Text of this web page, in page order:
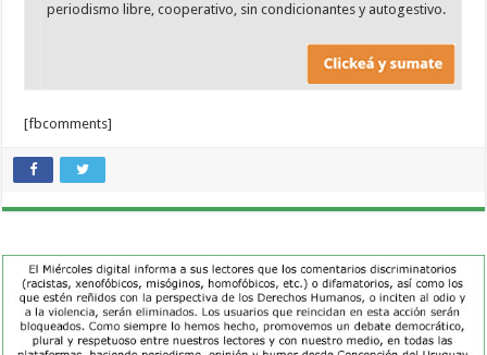
periodismo libre, cooperativo, sin condicionantes y autogestivo.
[fbcomments]